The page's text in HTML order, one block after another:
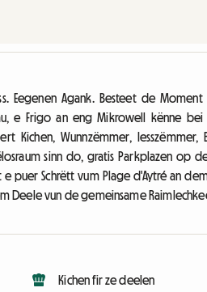
Eegenen Agank. Besteet de Moment
e Frigo an eng Mikrowell kënne
Kichen, Wunnzëmmer, Iesszëmmer,
sinn do, gratis Parkplazen op
puer Schrëtt vum Plage d'Aytré an
Deele vun de gemeinsame
Kichen fir ze deelen